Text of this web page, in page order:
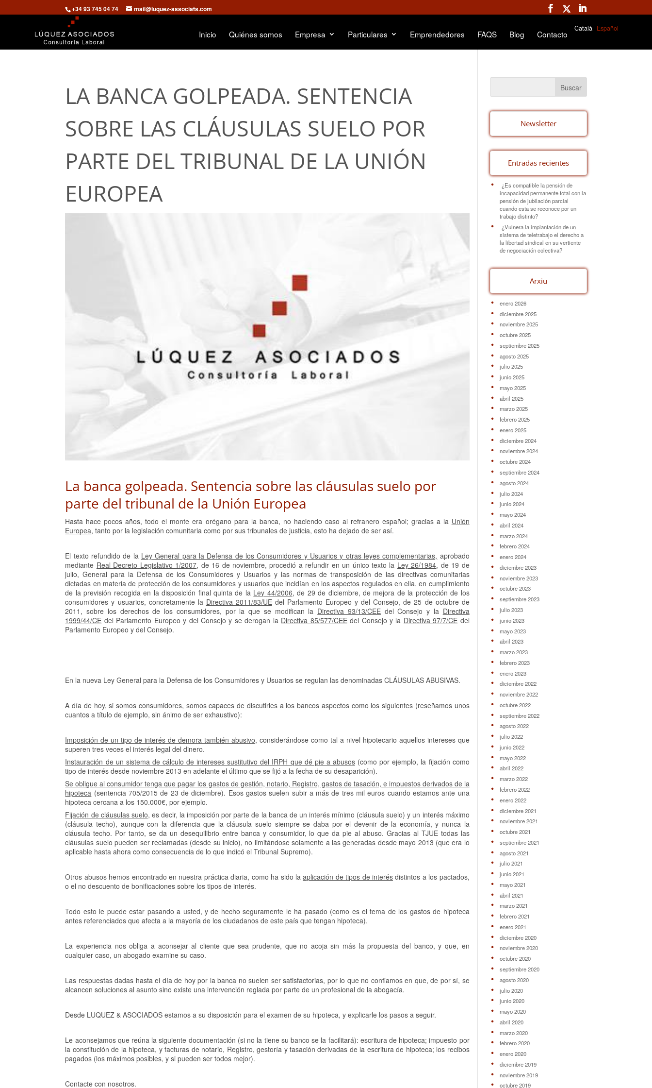
+34 93 745 04 74 mail@luquez-associats.com
Inicio Quiénes somos Empresa Particulares Emprendedores FAQS Blog Contacto
Català Español
LA BANCA GOLPEADA. SENTENCIA
SOBRE LAS CLÁUSULAS SUELO POR
PARTE DEL TRIBUNAL DE LA UNIÓN
EUROPEA
La banca golpeada. Sentencia sobre las cláusulas suelo por
parte del tribunal de la Unión Europea
Hasta hace pocos años, todo el monte era orégano para la banca, no haciendo caso al refranero español; gracias a la Unión
Europea, tanto por la legislación comunitaria como por sus tribunales de justicia, esto ha dejado de ser así.
El texto refundido de la Ley General para la Defensa de los Consumidores y Usuarios y otras leyes complementarias, aprobado
mediante Real Decreto Legislativo 1/2007, de 16 de noviembre, procedió a refundir en un único texto la Ley 26/1984, de 19 de
julio, General para la Defensa de los Consumidores y Usuarios y las normas de transposición de las directivas comunitarias
dictadas en materia de protección de los consumidores y usuarios que incidían en los aspectos regulados en ella, en cumplimiento
de la previsión recogida en la disposición final quinta de la Ley 44/2006, de 29 de diciembre, de mejora de la protección de los
consumidores y usuarios, concretamente la Directiva 2011/83/UEdel Parlamento Europeo y del Consejo, de 25 de octubre de
2011, sobre los derechos de los consumidores, por la que se modifican la Directiva 93/13/CEEdel Consejo y la Directiva
1999/44/CE del Parlamento Europeo y del Consejo y se derogan la Directiva 85/577/CEEdel Consejo y la Directiva 97/7/CE del
Parlamento Europeo y del Consejo.
En la nueva Ley General para la Defensa de los Consumidores y Usuarios se regulan las denominadas CLÁUSULAS ABUSIVAS.
A día de hoy, si somos consumidores, somos capaces de discutirles a los bancos aspectos como los siguientes (reseñamos unos
cuantos a título de ejemplo, sin ánimo de ser exhaustivo):
Imposición de un tipo de interés de demora también abusivo, considerándose como tal a nivel hipotecario aquellos intereses que
superen tres veces el interés legal del dinero.
Instauración de un sistema de cálculo de intereses sustitutivo del IRPH que dé pie a abusos (como por ejemplo, la fijación como
tipo de interés desde noviembre 2013 en adelante el último que se fijó a la fecha de su desaparición).
Se obligue al consumidor tenga que pagar los gastos de gestión, notario, Registro, gastos de tasación, e impuestos derivados de la
hipoteca (sentencia 705/2015 de 23 de diciembre). Esos gastos suelen subir a más de tres mil euros cuando estamos ante una
hipoteca cercana a los 150.000€, por ejemplo.
Fijación de cláusulas suelo, es decir, la imposición por parte de la banca de un interés mínimo (cláusula suelo) y un interés máximo
(cláusula techo), aunque con la diferencia que la cláusula suelo siempre se daba por el devenir de la economía, y nunca la
cláusula techo. Por tanto, se da un desequilibrio entre banca y consumidor, lo que da pie al abuso. Gracias al TJUE todas las
cláusulas suelo pueden ser reclamadas (desde su inicio), no limitándose solamente a las generadas desde mayo 2013 (que era lo
aplicable hasta ahora como consecuencia de lo que indicó el Tribunal Supremo).
Otros abusos hemos encontrado en nuestra práctica diaria, como ha sido laaplicación de tipos de interés distintos a los pactados,
o el no descuento de bonificaciones sobre los tipos de interés.
Todo esto le puede estar pasando a usted, y de hecho seguramente le ha pasado (como es el tema de los gastos de hipoteca
antes referenciados que afecta a la mayoría de los ciudadanos de este país que tengan hipoteca).
La experiencia nos obliga a aconsejar al cliente que sea prudente, que no acoja sin más la propuesta del banco, y que, en
cualquier caso, un abogado examine su caso.
Las respuestas dadas hasta el día de hoy por la banca no suelen ser satisfactorias, por lo que no confiamos en que, de por sí, se
alcancen soluciones al asunto sino existe una intervención reglada por parte de un profesional de la abogacía.
Desde LUQUEZ & ASOCIADOS estamos a su disposición para el examen de su hipoteca, y explicarle los pasos a seguir.
Le aconsejamos que reúna la siguiente documentación (si no la tiene su banco se la facilitará): escritura de hipoteca; impuesto por
la constitución de la hipoteca, y facturas de notario, Registro, gestoría y tasación derivadas de la escritura de hipoteca; los recibos
pagados (los máximos posibles, y si pueden ser todos mejor).
Contacte con nosotros.
Newsletter
Entradas recientes
¿Es compatible la pensión de
incapacidad permanente total con la
pensión de jubilación parcial
cuando esta se reconoce por un
trabajo distinto?
¿Vulnera la implantación de un
sistema de teletrabajo el derecho a
la libertad sindical en su vertiente
de negociación colectiva?
Arxiu
enero 2026
diciembre 2025
noviembre 2025
octubre 2025
septiembre 2025
agosto 2025
julio 2025
junio 2025
mayo 2025
abril 2025
marzo 2025
febrero 2025
enero 2025
diciembre 2024
noviembre 2024
octubre 2024
septiembre 2024
agosto 2024
julio 2024
junio 2024
mayo 2024
abril 2024
marzo 2024
febrero 2024
enero 2024
diciembre 2023
noviembre 2023
octubre 2023
septiembre 2023
julio 2023
junio 2023
mayo 2023
abril 2023
marzo 2023
febrero 2023
enero 2023
diciembre 2022
noviembre 2022
octubre 2022
septiembre 2022
agosto 2022
julio 2022
junio 2022
mayo 2022
abril 2022
marzo 2022
febrero 2022
enero 2022
diciembre 2021
noviembre 2021
octubre 2021
septiembre 2021
agosto 2021
julio 2021
junio 2021
mayo 2021
abril 2021
marzo 2021
febrero 2021
enero 2021
diciembre 2020
noviembre 2020
octubre 2020
septiembre 2020
agosto 2020
julio 2020
junio 2020
mayo 2020
abril 2020
marzo 2020
febrero 2020
enero 2020
diciembre 2019
noviembre 2019
octubre 2019